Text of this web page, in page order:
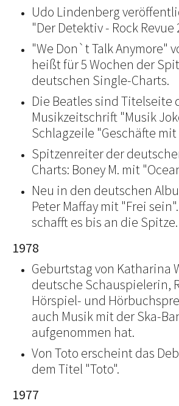
Udo Lindenberg
"Der Detektiv - Rock Revue
"We Don`t Talk Anymore"
heißt für 5 Wochen der
deutschen Single-Charts.
Die Beatles sind Titelseite
Musikzeitschrift "Musik
Schlagzeile "Geschäfte
Spitzenreiter der
Charts: Boney M. mit
Neu in den deutschen
Peter Maffay mit "Frei
schafft es bis an die Spitze.
1978
Geburtstag von Katharina
deutsche Schauspielerin,
Hörspiel- und
auch Musik mit der Ska-
aufgenommen hat.
Von Toto erscheint das
dem Titel "Toto".
1977